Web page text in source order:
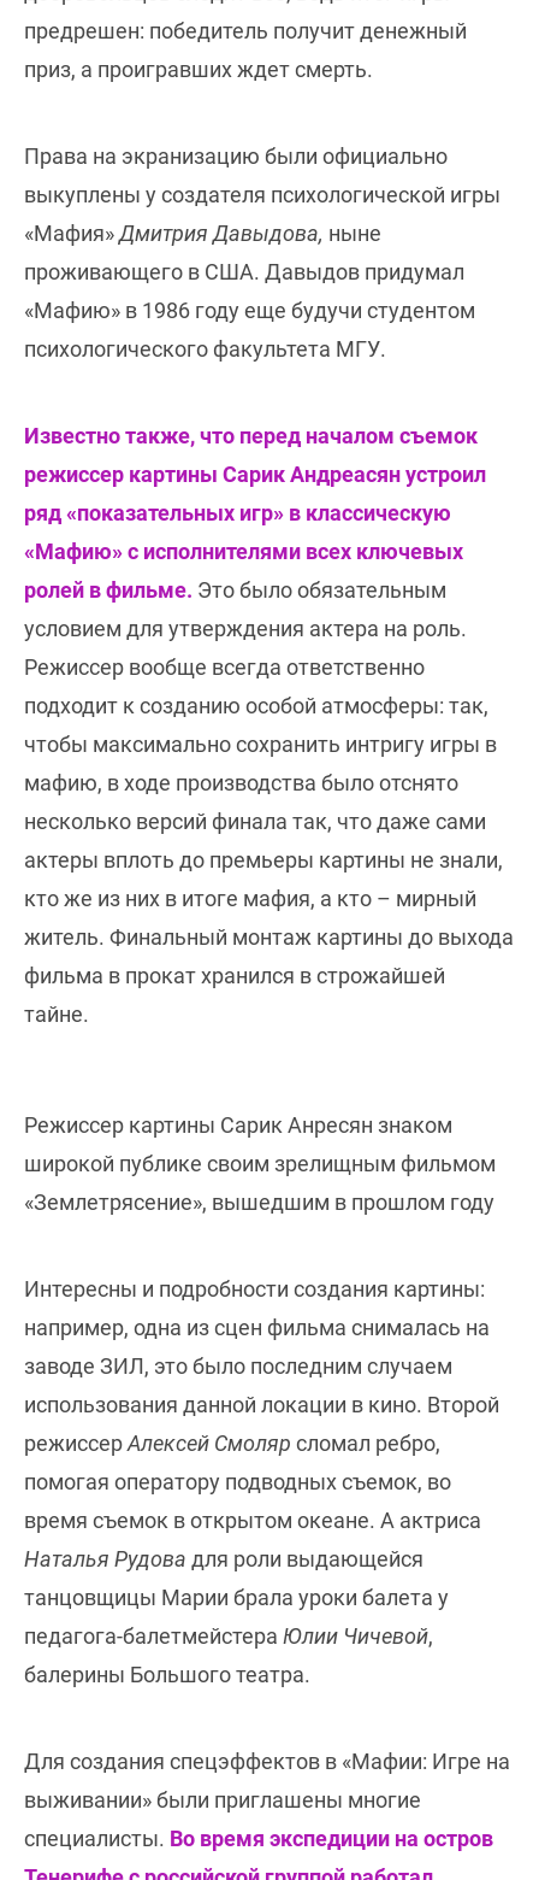
предрешен: победитель получит денежный
приз, а проигравших ждет смерть.
Права на экранизацию были официально
выкуплены у создателя психологической игры
«Мафия»Дмитрия Давыдова, ныне
проживающего в США. Давыдов придумал
«Мафию» в 1986 году еще будучи студентом
психологического факультета МГУ.
Известно также, что перед началом съемок
режиссер картины Сарик Андреасян устроил
ряд «показательных игр» в классическую
«Мафию» с исполнителями всех ключевых
ролей в фильме. Это было обязательным
условием для утверждения актера на роль.
Режиссер вообще всегда ответственно
подходит к созданию особой атмосферы: так,
чтобы максимально сохранить интригу игры в
мафию, в ходе производства было отснято
несколько версий финала так, что даже сами
актеры вплоть до премьеры картины не знали,
кто же из них в итоге мафия, а кто – мирный
житель. Финальный монтаж картины до выхода
фильма в прокат хранился в строжайшей
тайне.
Режиссер картины Сарик Анресян знаком
широкой публике своим зрелищным фильмом
«Землетрясение», вышедшим в прошлом году
Интересны и подробности создания картины:
например, одна из сцен фильма снималась на
заводе ЗИЛ, это было последним случаем
использования данной локации в кино. Второй
режиссерАлексей Смоляр сломал ребро,
помогая оператору подводных съемок, во
время съемок в открытом океане. А актриса
Наталья Рудова для роли выдающейся
танцовщицы Марии брала уроки балета у
педагога-балетмейстера Юлии Чичевой,
балерины Большого театра.
Для создания спецэффектов в «Мафии: Игре на
выживании» были приглашены многие
специалисты. Во время экспедиции на остров